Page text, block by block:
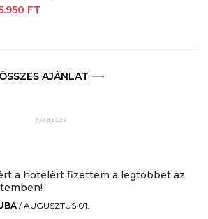
FT
ÖSSZES AJÁNLAT
a hotelért fizettem a legtöbbet az
/AUGUSZTUS 01.